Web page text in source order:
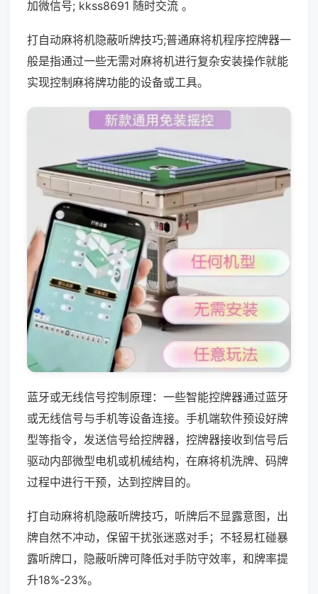
加微信号; kkss8691 随时交流 。
打自动麻将机隐蔽听牌技巧;普通麻将机程序控牌器一
般是指通过一些无需对麻将机进行复杂安装操作就能
实现控制麻将牌功能的设备或工具。
蓝牙或无线信号控制原理：一些智能控牌器通过蓝牙
或无线信号与手机等设备连接。手机端软件预设好牌
型等指令，发送信号给控牌器，控牌器接收到信号后
驱动内部微型电机或机械结构，在麻将机洗牌、码牌
过程中进行干预，达到控牌目的。
打自动麻将机隐蔽听牌技巧，听牌后不显露意图，出
牌自然不冲动，保留干扰张迷惑对手；不轻易杠碰暴
露听牌口，隐蔽听牌可降低对手防守效率，和牌率提
升18%-23%。